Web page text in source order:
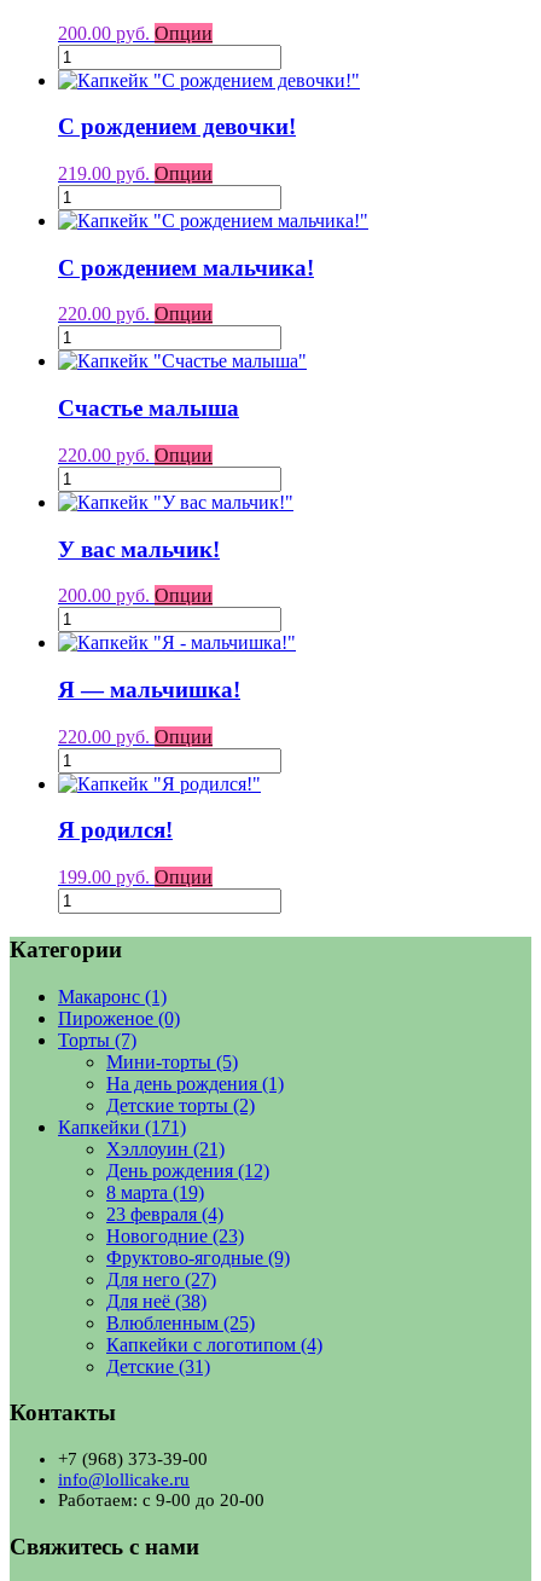
200.00 руб. Опции
С рождением девочки!
219.00 руб. Опции
С рождением мальчика!
220.00 руб. Опции
Счастье малыша
220.00 руб. Опции
У вас мальчик!
200.00 руб. Опции
Я — мальчишка!
220.00 руб. Опции
Я родился!
199.00 руб. Опции
Категории
Макаронс (1)
Пироженое (0)
Торты (7)
Мини-торты (5)
На день рождения (1)
Детские торты (2)
Капкейки (171)
Хэллоуин (21)
День рождения (12)
8 марта (19)
23 февраля (4)
Новогодние (23)
Фруктово-ягодные (9)
Для него (27)
Для неё (38)
Влюбленным (25)
Капкейки с логотипом (4)
Детские (31)
Контакты
+7 (968) 373-39-00
info@lollicake.ru
Работаем: с 9-00 до 20-00
Свяжитесь с нами